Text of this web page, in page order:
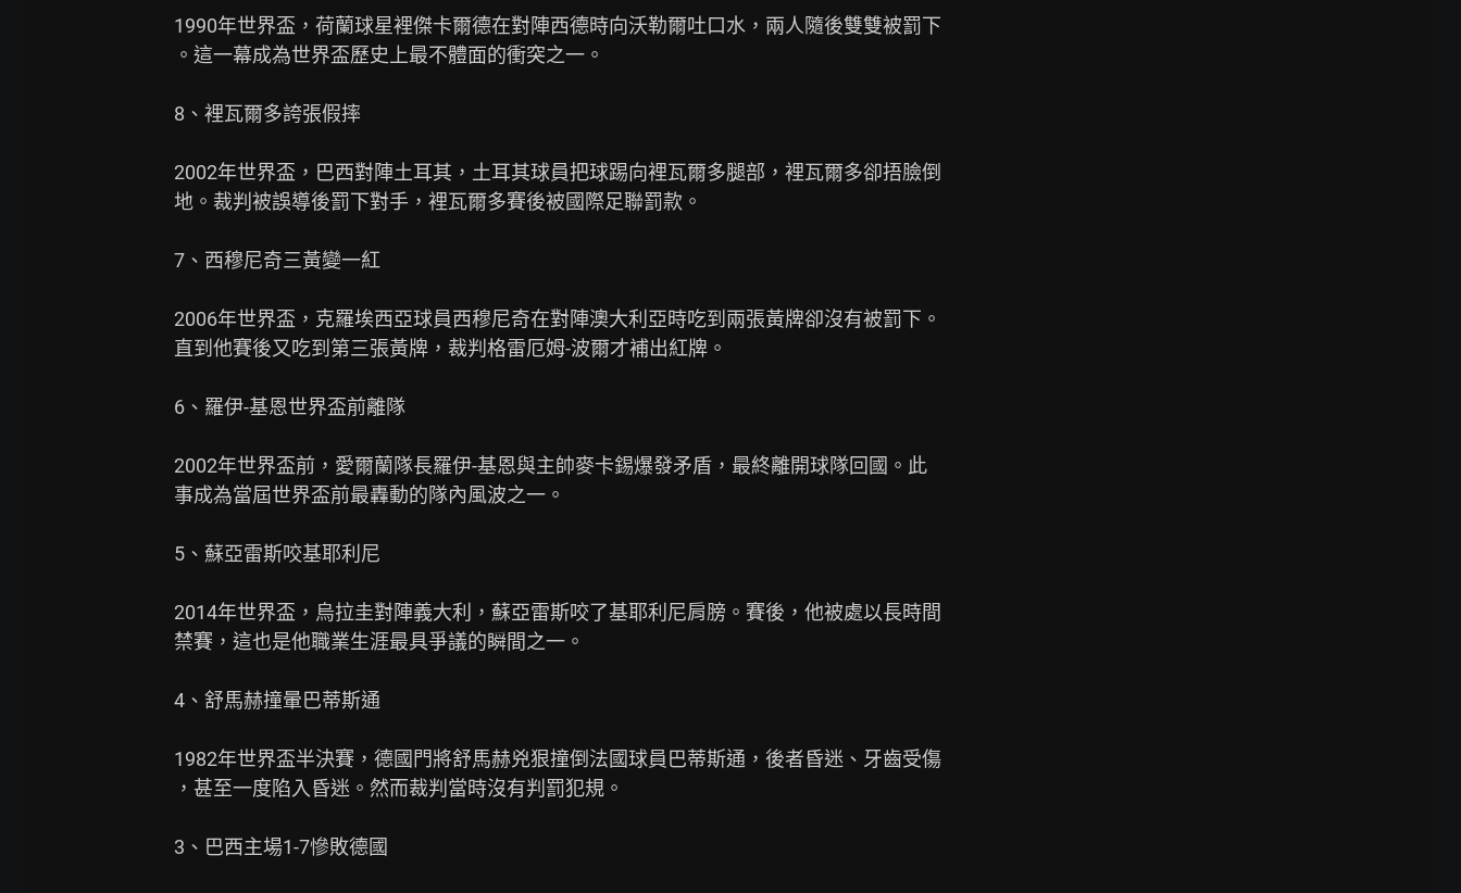
1990年世界盃，荷蘭球星裡傑卡爾德在對陣西德時向沃勒爾吐口水，兩人隨後雙雙被罰下
。這一幕成為世界盃歷史上最不體面的衝突之一。
8、裡瓦爾多誇張假摔
2002年世界盃，巴西對陣土耳其，土耳其球員把球踢向裡瓦爾多腿部，裡瓦爾多卻捂臉倒
地。裁判被誤導後罰下對手，裡瓦爾多賽後被國際足聯罰款。
7、西穆尼奇三黃變一紅
2006年世界盃，克羅埃西亞球員西穆尼奇在對陣澳大利亞時吃到兩張黃牌卻沒有被罰下。
直到他賽後又吃到第三張黃牌，裁判格雷厄姆-波爾才補出紅牌。
6、羅伊-基恩世界盃前離隊
2002年世界盃前，愛爾蘭隊長羅伊-基恩與主帥麥卡錫爆發矛盾，最終離開球隊回國。此
事成為當屆世界盃前最轟動的隊內風波之一。
5、蘇亞雷斯咬基耶利尼
2014年世界盃，烏拉圭對陣義大利，蘇亞雷斯咬了基耶利尼肩膀。賽後，他被處以長時間
禁賽，這也是他職業生涯最具爭議的瞬間之一。
4、舒馬赫撞暈巴蒂斯通
1982年世界盃半決賽，德國門將舒馬赫兇狠撞倒法國球員巴蒂斯通，後者昏迷、牙齒受傷
，甚至一度陷入昏迷。然而裁判當時沒有判罰犯規。
3、巴西主場1-7慘敗德國